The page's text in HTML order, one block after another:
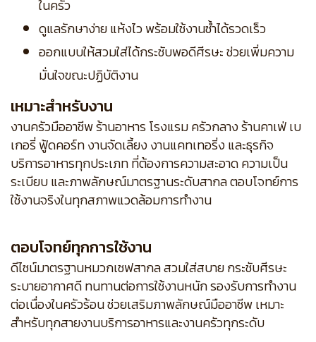
ในครัว
ดูแลรักษาง่าย แห้งไว พร้อมใช้งานซ้ำได้รวดเร็ว
ออกแบบให้สวมใส่ได้กระชับพอดีศีรษะ ช่วยเพิ่มความ
มั่นใจขณะปฏิบัติงาน
เหมาะสำหรับงาน
งานครัวมืออาชีพ ร้านอาหาร โรงแรม ครัวกลาง ร้านคาเฟ่ เบ
เกอรี่ ฟู้ดคอร์ท งานจัดเลี้ยง งานแคทเทอริ่ง และธุรกิจ
บริการอาหารทุกประเภท ที่ต้องการความสะอาด ความเป็น
ระเบียบ และภาพลักษณ์มาตรฐานระดับสากล ตอบโจทย์การ
ใช้งานจริงในทุกสภาพแวดล้อมการทำงาน
ตอบโจทย์ทุกการใช้งาน
ดีไซน์มาตรฐานหมวกเชฟสากล สวมใส่สบาย กระชับศีรษะ
ระบายอากาศดี ทนทานต่อการใช้งานหนัก รองรับการทำงาน
ต่อเนื่องในครัวร้อน ช่วยเสริมภาพลักษณ์มืออาชีพ เหมาะ
สำหรับทุกสายงานบริการอาหารและงานครัวทุกระดับ